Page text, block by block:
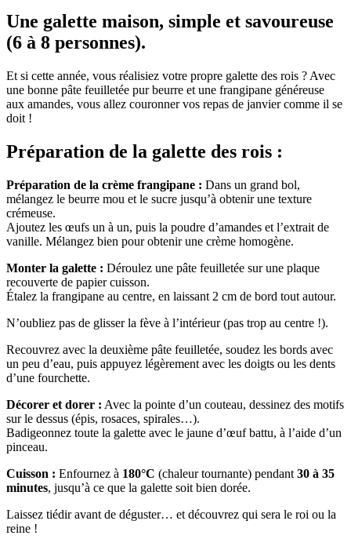
Une galette maison, simple et savoureuse
(6 à 8 personnes).
Et si cette année, vous réalisiez votre propre galette des rois ? Avec
une bonne pâte feuilletée pur beurre et une frangipane généreuse
aux amandes, vous allez couronner vos repas de janvier comme il se
doit !
Préparation de la galette des rois :
Préparation de la crème frangipane : Dans un grand bol,
mélangez le beurre mou et le sucre jusqu’à obtenir une texture
crémeuse.
Ajoutez les œufs un à un, puis la poudre d’amandes et l’extrait de
vanille. Mélangez bien pour obtenir une crème homogène.
Monter la galette : Déroulez une pâte feuilletée sur une plaque
recouverte de papier cuisson.
Étalez la frangipane au centre, en laissant 2 cm de bord tout autour.
N’oubliez pas de glisser la fève à l’intérieur (pas trop au centre !).
Recouvrez avec la deuxième pâte feuilletée, soudez les bords avec
un peu d’eau, puis appuyez légèrement avec les doigts ou les dents
d’une fourchette.
Décorer et dorer : Avec la pointe d’un couteau, dessinez des motifs
sur le dessus (épis, rosaces, spirales…).
Badigeonnez toute la galette avec le jaune d’œuf battu, à l’aide d’un
pinceau.
Cuisson : Enfournez à 180°C (chaleur tournante) pendant 30 à 35
minutes, jusqu’à ce que la galette soit bien dorée.
Laissez tiédir avant de déguster… et découvrez qui sera le roi ou la
reine !